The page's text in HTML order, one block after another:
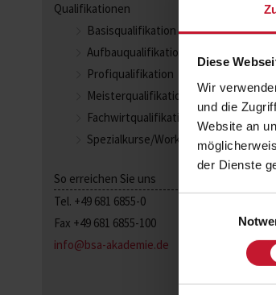
Diese
Wir
und die
Website an
der Dienste
Qualifikationen
Basisqualifikation
Aufbauqualifikation
Profiqualifikation
Meisterqualifikation
Fachwirtqualifikation
Spezialkurse/Workshops
So erreichen Sie uns
Tel. +49 681 6855-0
Fax +49 681 6855-100
info@bsa-akademie.de